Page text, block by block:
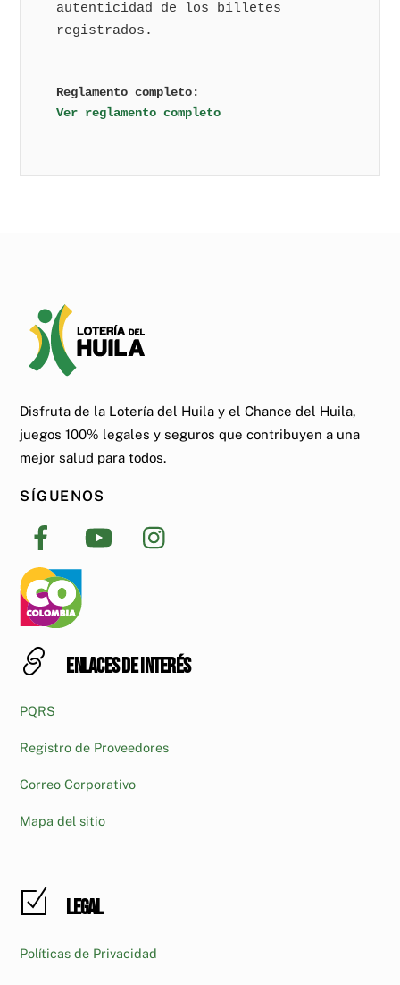
autenticidad de los billetes
registrados.
Reglamento completo:
Ver reglamento completo
Disfruta de la Lotería del Huila y el Chance del Huila,
juegos 100% legales y seguros que contribuyen a una
mejor salud para todos.
SÍGUENOS
Enlaces de interés
PQRS
Registro de Proveedores
Correo Corporativo
Mapa del sitio
Legal
Políticas de Privacidad